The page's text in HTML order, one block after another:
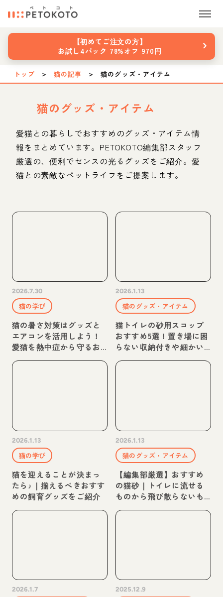
【初めてご注文の方】
お試し4パック 78%オフ 970円
›
トップ ＞ 猫の記事 ＞ 猫のグッズ・アイテム
猫のグッズ・アイテム
愛猫との暮らしでおすすめのグッズ・アイテム情
報をまとめています。PETOKOTO編集部スタッフ
厳選の、便利でセンスの光るグッズをご紹介。愛
猫との素敵なペットライフをご提案します。
2026.7.30
猫の学び
猫の暑さ対策はグッズと
エアコンを活用しよう！
愛猫を熱中症から守るお
すすめグッズやポイント
を解説
2026.1.13
猫のグッズ・アイテム
猫トイレの砂用スコップ
おすすめ5選！置き場に困
らない収納付きや細かい
砂用など
2026.1.13
猫の学び
猫を迎えることが決まっ
たら♪｜揃えるべきおすす
めの飼育グッズをご紹介
2026.1.13
猫のグッズ・アイテム
【編集部厳選】おすすめ
の猫砂｜トイレに流せる
ものから飛び散らないも
2026.1.7 2025.12.9